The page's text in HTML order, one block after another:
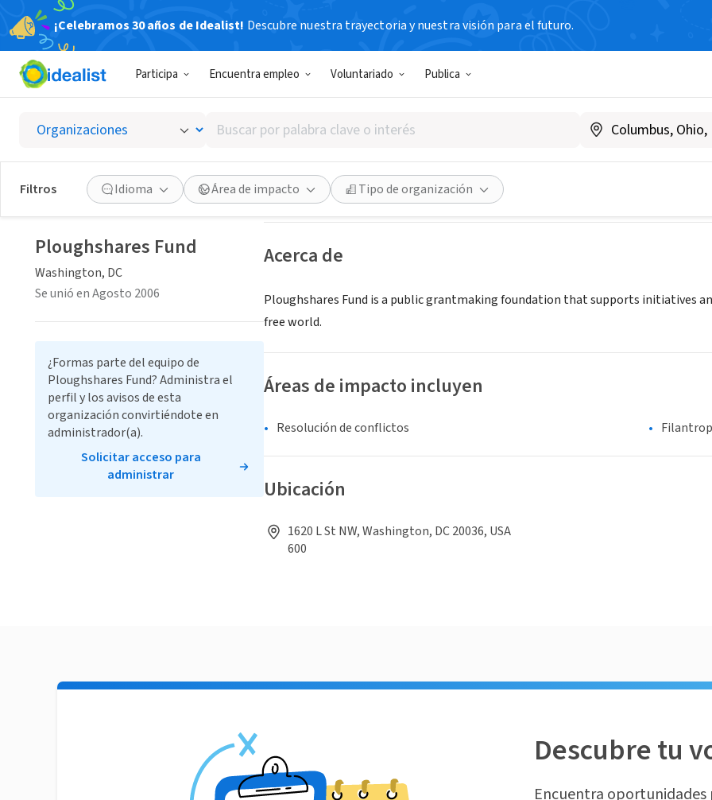
¡Celebramos 30 años de Idealist! Descubre nuestra trayectoria y nuestra visión para el futuro.
Participa Encuentra empleo Voluntariado Publica
Buscar
por
palabra
clave
o
interés
Filtros Idioma Área de impacto Tipo de organización
Ploughshares Fund
Washington, DC|www.ploughshares.org
Guardar Compartir
Acerca de
Ploughshares Fund is a public grantmaking foundation that supports initiatives
free world.
Áreas de impacto incluyen
Resolución de conflictos
Ubicación
1620 L St NW, Washington, DC 20036, USA
600
Ploughshares Fund
Washington, DC
Se unió en Agosto 2006
¿Formas parte del equipo de
Ploughshares Fund? Administra el
perfil y los avisos de esta
organización convirtiéndote en
administrador(a).
Solicitar acceso para
administrar
Descubre tu
Encuentra